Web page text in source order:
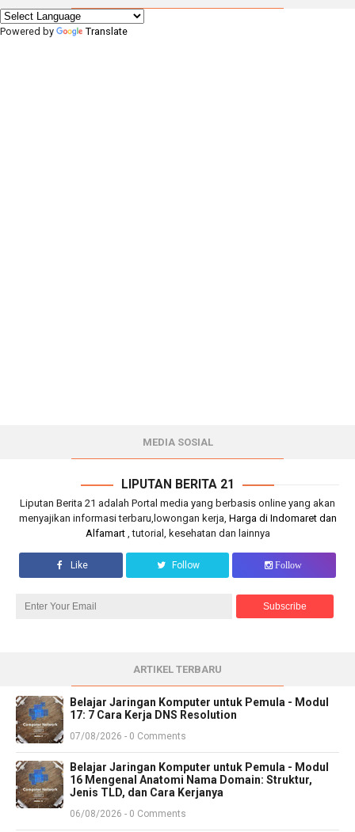
Powered by Translate
MEDIA SOSIAL
LIPUTAN BERITA 21
Liputan Berita 21 adalah Portal media yang berbasis online yang akan
menyajikan informasi terbaru,lowongan kerja, Harga di Indomaret dan
Alfamart , tutorial, kesehatan dan lainnya
Like Follow Follow
ARTIKEL TERBARU
Belajar Jaringan Komputer untuk Pemula - Modul
17: 7 Cara Kerja DNS Resolution
07/08/2026 - 0 Comments
Belajar Jaringan Komputer untuk Pemula - Modul
16 Mengenal Anatomi Nama Domain: Struktur,
Jenis TLD, dan Cara Kerjanya
06/08/2026 - 0 Comments